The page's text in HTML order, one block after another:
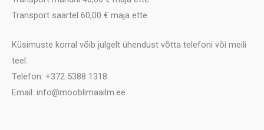
Transport saartel 60,00 € maja ette
Küsimuste korral võib julgelt ühendust võtta telefoni või meili
teel.
Telefon: +372 5388 1318
Email: info@mooblimaailm.ee